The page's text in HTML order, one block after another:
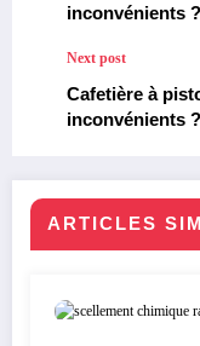
inconvénients ?
Next post
Cafetière à
inconvénients ?
ARTICLES